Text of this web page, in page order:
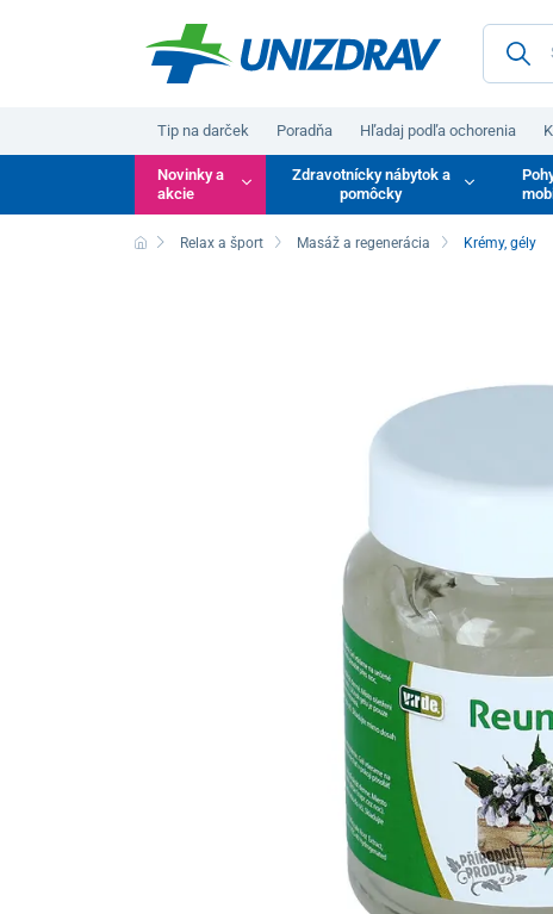
Tip na darček Poradňa Hľadaj podľa ochorenia
Novinky a
akcie
Zdravotnícky nábytok a
pomôcky
Relax a šport Masáž a regenerácia Krémy, gély